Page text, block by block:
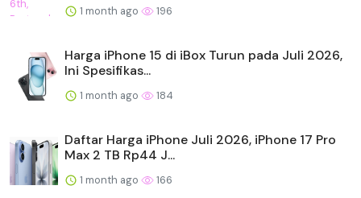
1 month ago 196
Harga iPhone 15 di iBox Turun pada Juli 2026,
Ini Spesifikas...
1 month ago 184
Daftar Harga iPhone Juli 2026, iPhone 17 Pro
Max 2 TB Rp44 J...
1 month ago 166